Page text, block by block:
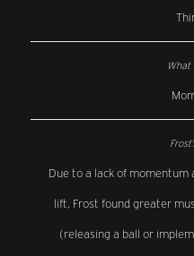
Due to a lack of
lift, Frost found greater
(releasing a ball or